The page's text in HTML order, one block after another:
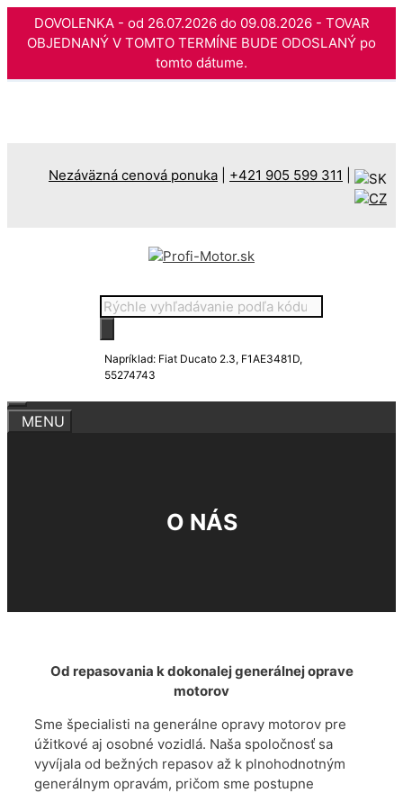
DOVOLENKA - od 26.07.2026 do 09.08.2026 - TOVAR
OBJEDNANÝ V TOMTO TERMÍNE BUDE ODOSLANÝ po
tomto dátume.
Nezáväzná cenová ponuka +421 905 599 311
Products
search
Napríklad: Fiat Ducato 2.3, F1AE3481D,
55274743
O NÁS
Od repasovania k dokonalej generálnej oprave
motorov
Sme špecialisti na generálne opravy motorov pre
úžitkové aj osobné vozidlá. Naša spoločnosť sa
vyvíjala od bežných repasov až k plnohodnotným
generálnym opravám, pričom sme postupne